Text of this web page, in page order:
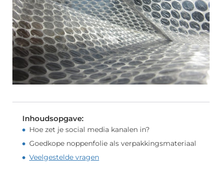
Inhoudsopgave:
Hoe zet je social media kanalen in?
Goedkope noppenfolie als verpakkingsmateriaal
Veelgestelde vragen